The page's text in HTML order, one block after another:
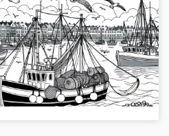
Ağlarla dolu balıkçı
tekneleri ve limanda
martılar – Boyama sayfası
Balıkçı botları ve limandaki martıları
içeren boyama sayfamızı
tasarlayın. Resmi ücretsiz olarak
indirin ve çevrimiçi boyayın!...